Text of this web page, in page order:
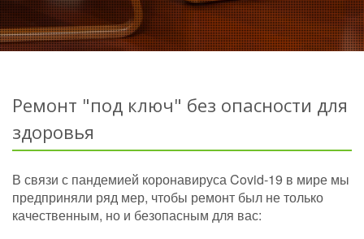
Ремонт "под ключ" без опасности для
здоровья
В связи с пандемией коронавируса Covid-19 в мире мы
предприняли ряд мер, чтобы ремонт был не только
качественным, но и безопасным для вас: